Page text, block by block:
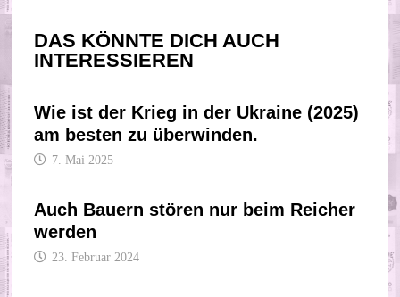
DAS KÖNNTE DICH AUCH
INTERESSIEREN
Wie ist der Krieg in der Ukraine (2025)
am besten zu überwinden.
7. Mai 2025
Auch Bauern stören nur beim Reicher
werden
23. Februar 2024